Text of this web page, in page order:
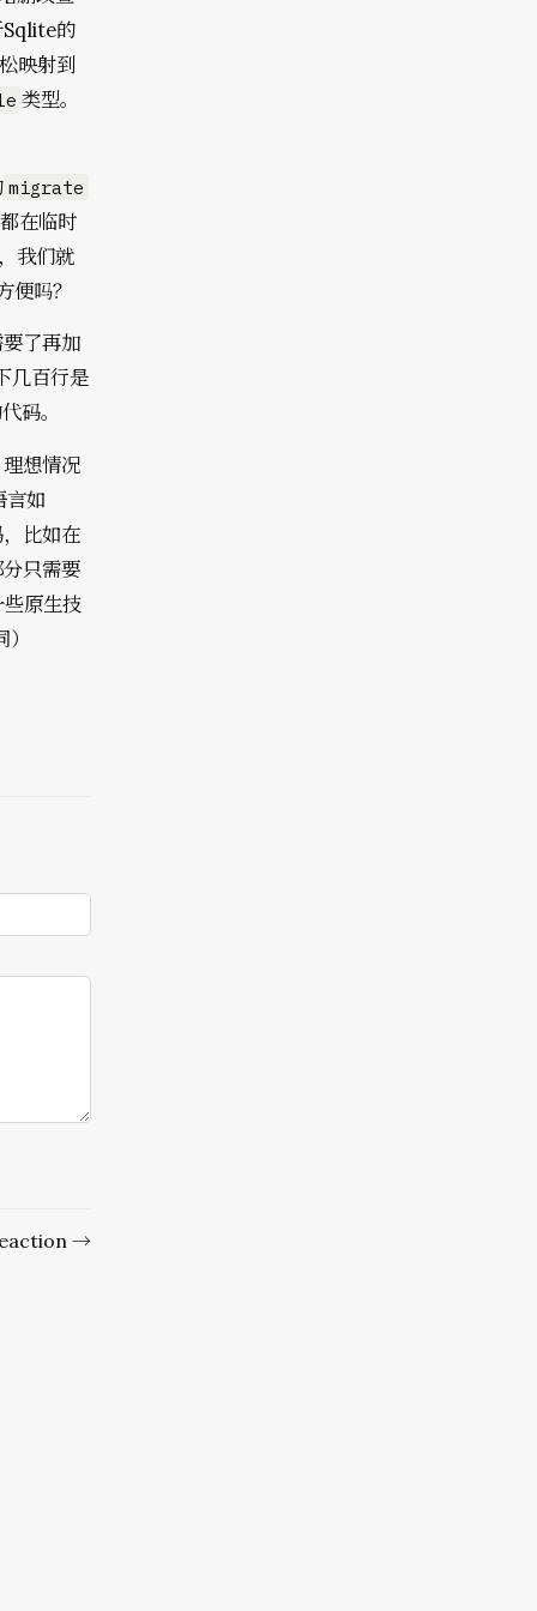
Sqlite的
映射到
类型。
migrate
在临时
我们就
吗？
了再加
几百行是
码。
想情况
言如
比如在
只需要
原生技
→